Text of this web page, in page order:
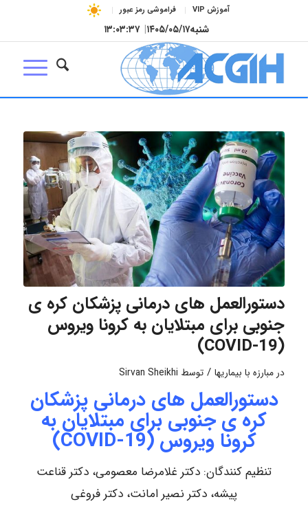
آموزش VIP فراموشی رمز عبور
شنبه۱۴۰۵/۰۵/۱۷| ۱۳:۰۳:۳۷
دستورالعمل های درمانی پزشکان کره ی
جنوبی برای مبتلایان به کرونا ویروس
(COVID-19)
در مبارزه با بیماریها / توسط Sirvan Sheikhi
دستورالعمل های درمانی پزشکان
کره ی جنوبی برای مبتلایان به
کرونا ویروس (COVID-19)
تنظیم کنندگان: دکتر غلامرضا معصومی، دکتر قناعت
پیشه، دکتر نصیر امانت، دکتر فروغی